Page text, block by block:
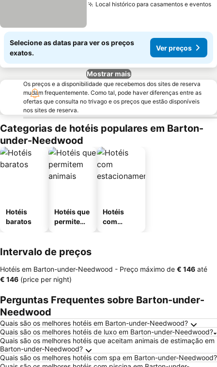
Local histórico para casamentos e eventos
Selecione as datas para ver os preços
exatos.
Ver preços
Mostrar mais
Os preços e a disponibilidade que recebemos dos sites de reserva
mudam frequentemente. Como tal, pode haver diferenças entre as
ofertas que consulta no trivago e os preços que estão disponíveis
nos sites de reserva.
Categorias de hotéis populares em Barton-
under-Needwood
Hotéis
baratos
Hotéis que
permitem
Hotéis
com
Intervalo de preços
Hotéis em Barton-under-Needwood - Preço máximo de ‎€ 146 até
‎€ 146 (price per night)
Perguntas Frequentes sobre Barton-under-
Needwood
Quais são os melhores hotéis em Barton-under-Needwood?
Quais são os melhores hotéis de luxo em Barton-under-Needwood?
Quais são os melhores hotéis que aceitam animais de estimação em
Barton-under-Needwood?
Quais são os melhores hotéis com spa em Barton-under-Needwood?